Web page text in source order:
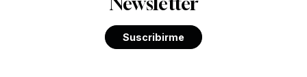
Suscribirme